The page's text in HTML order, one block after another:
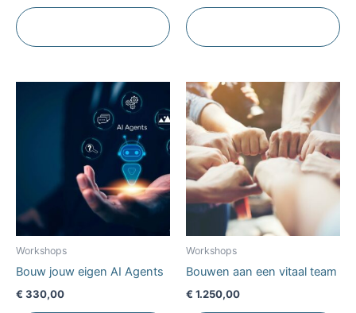
Workshops
Bouw jouw eigen AI Agents
€ 330,00
Workshops
Bouwen aan een vitaal team
€ 1.250,00